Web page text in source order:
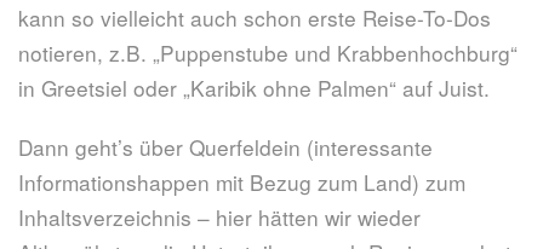
kann so vielleicht auch schon erste Reise-To-Dos
notieren, z.B. „Puppenstube und Krabbenhochburg“
in Greetsiel oder „Karibik ohne Palmen“ auf Juist.
Dann geht’s über Querfeldein (interessante
Informationshappen mit Bezug zum Land) zum
Inhaltsverzeichnis – hier hätten wir wieder